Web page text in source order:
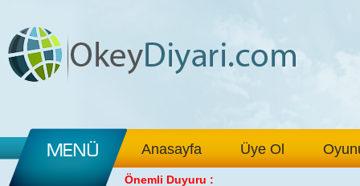
Anasayfa Üye Ol
Önemli Duyuru :